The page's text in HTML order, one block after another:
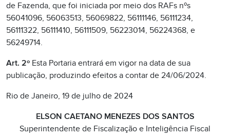
de Fazenda, que foi iniciada por meio dos RAFs nºs
56041096, 56063513, 56069822, 56111146, 56111234,
56111322, 56111410, 56111509, 56223014, 56224368, e
56249714.
Art. 2º Esta Portaria entrará em vigor na data de sua
publicação, produzindo efeitos a contar de 24/06/2024.
Rio de Janeiro, 19 de julho de 2024
ELSON CAETANO MENEZES DOS SANTOS
Superintendente de Fiscalização e Inteligência Fiscal